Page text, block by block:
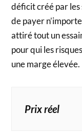
déficit créé par les
de payer
attiré tout un
pour qui les
une marge élevée.
Prix réel